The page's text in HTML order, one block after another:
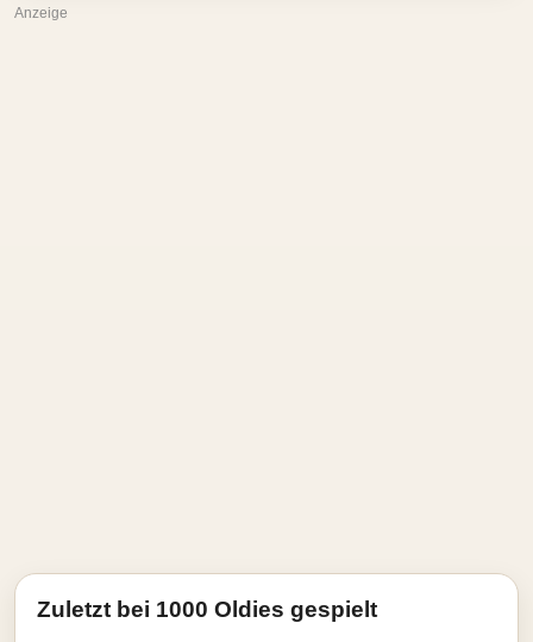
Anzeige
Zuletzt bei 1000 Oldies gespielt